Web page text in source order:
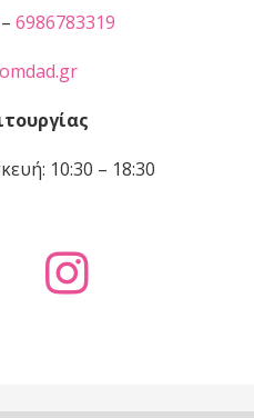
– 6986783319
10:30 – 18:30